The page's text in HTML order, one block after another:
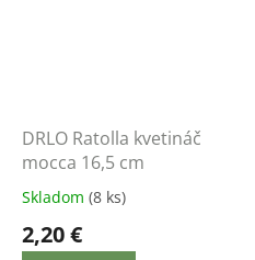
DRLO Ratolla kvetináč
mocca 16,5 cm
Skladom (8 ks)
2,20 €